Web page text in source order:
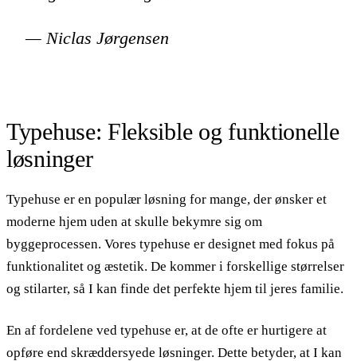
— Niclas Jørgensen
Typehuse: Fleksible og funktionelle
løsninger
Typehuse er en populær løsning for mange, der ønsker et
moderne hjem uden at skulle bekymre sig om
byggeprocessen. Vores typehuse er designet med fokus på
funktionalitet og æstetik. De kommer i forskellige størrelser
og stilarter, så I kan finde det perfekte hjem til jeres familie.
En af fordelene ved typehuse er, at de ofte er hurtigere at
opføre end skræddersyede løsninger. Dette betyder, at I kan